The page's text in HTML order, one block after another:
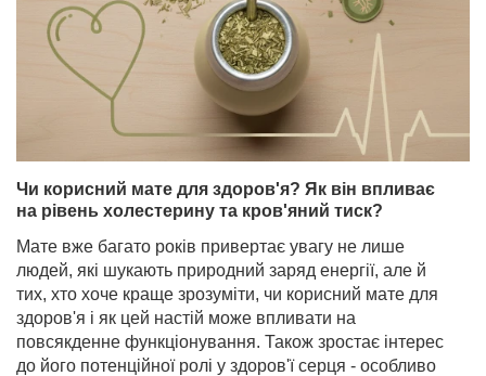
Чи корисний мате для здоров'я? Як він впливає
на рівень холестерину та кров'яний тиск?
Мате вже багато років привертає увагу не лише
людей, які шукають природний заряд енергії, але й
тих, хто хоче краще зрозуміти, чи корисний мате для
здоров'я і як цей настій може впливати на
повсякденне функціонування. Також зростає інтерес
до його потенційної ролі у здоров'ї серця - особливо